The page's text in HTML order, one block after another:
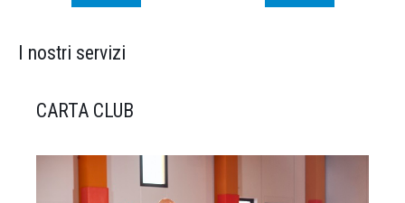
I nostri servizi
CARTA CLUB